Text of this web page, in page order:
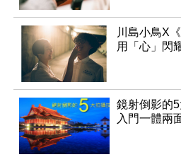
川島小鳥X
用「心」閃
鏡射倒影的
入門一體兩